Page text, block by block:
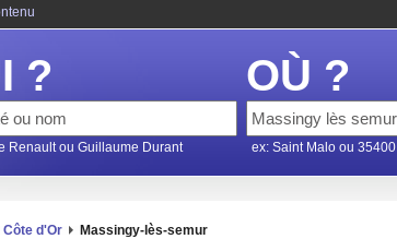
?
Renault ou Guillaume Durant
OÙ ?
ex: Saint Malo ou 35400
Côte d'Or Massingy-lès-semur